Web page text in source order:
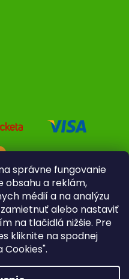
správne fungovanie
obsahu a reklám,
médií a na analýzu
alebo nastaviť
na tlačidlá nižšie. Pre
kliknite na spodnej